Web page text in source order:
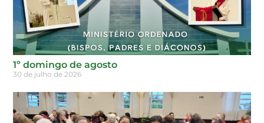
1º domingo de agosto
30 de julho de 2026